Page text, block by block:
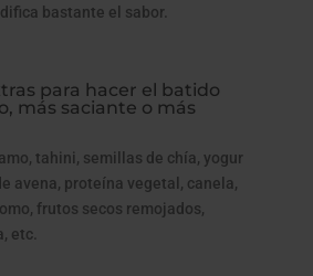
bastante el sabor.
para hacer el batido
más saciante o más
tahini, semillas de chía, yogur
avena, proteína vegetal, canela,
frutos secos remojados,
etc.